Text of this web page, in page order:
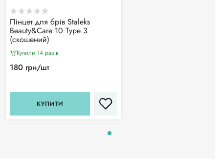
Пінцет для брів Staleks
Beauty&Care 10 Type 3
(скошений)
Купили 14 разiв
180 грн/шт
КУПИТИ